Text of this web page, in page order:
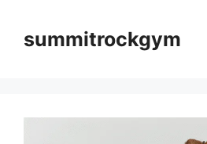
summitrockgym